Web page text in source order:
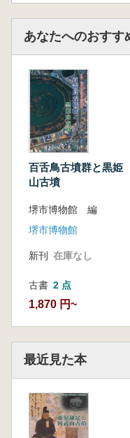
あなたへのおすす
百舌鳥古墳群と黒姫
山古墳
堺市博物館 編
堺市博物館
新刊 在庫なし
古書 2 点
1,870 円~
最近見た本